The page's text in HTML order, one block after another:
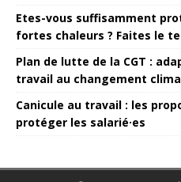
Etes-vous suffisamment
fortes chaleurs ? Faites le
Plan de lutte de la CGT :
travail au changement
Canicule au travail : les
protéger les salarié·es